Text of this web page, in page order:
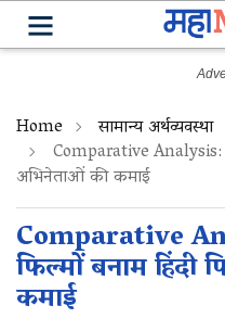
Home सामान्य अर्थव्यवस्था
Comparative Analysis:
अभिनेताओं की कमाई
Comparative
फिल्मों बनाम
कमाई